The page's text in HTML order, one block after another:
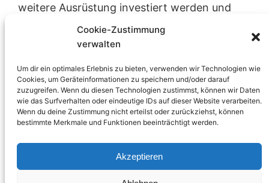
Cookie-Zustimmung
verwalten
Um dir ein optimales Erlebnis zu bieten, verwenden wir Technologien wie
Cookies, um Geräteinformationen zu speichern und/oder darauf
zuzugreifen. Wenn du diesen Technologien zustimmst, können wir Daten
wie das Surfverhalten oder eindeutige IDs auf dieser Website verarbeiten.
Wenn du deine Zustimmung nicht erteilst oder zurückziehst, können
bestimmte Merkmale und Funktionen beeinträchtigt werden.
Akzeptieren
weitere Ausrüstung investiert werden und
dafür müssen einige Schätze dran glauben.
Den Anfang macht meine so sehr
SX-70…
Stephan 4. Januar 2012
Photographie
Konica Minolta Dynax 7D, Minolta 9000, Polaroid SX-70
, sale, verkauf